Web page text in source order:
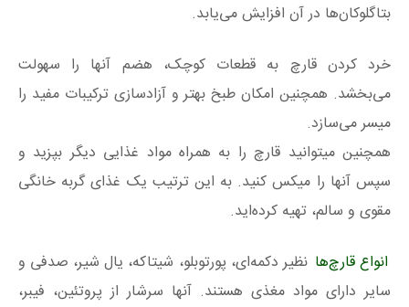
بتاگلوکان‌ها در آن افزایش می‌یابد.
خرد کردن قارچ‌ به قطعات کوچک، هضم آنها را سهولت
می‌بخشد. همچنین امکان طبخ بهتر و آزادسازی ترکیبات مفید را
میسر می‌سازد.
همچنین میتوانید قارچ را به همراه مواد غذایی دیگر بپزید و
سپس آنها را میکس کنید. به این ترتیب یک غذای گربه خانگی
مقوی و سالم، تهیه کرده‌اید.
انواع قارچ‌ها نظیر دکمه‌ای، پورتوبلو، شیتاکه، یال شیر، صدفی و
سایر دارای مواد مغذی هستند. آنها سرشار از پروتئین، فیبر،